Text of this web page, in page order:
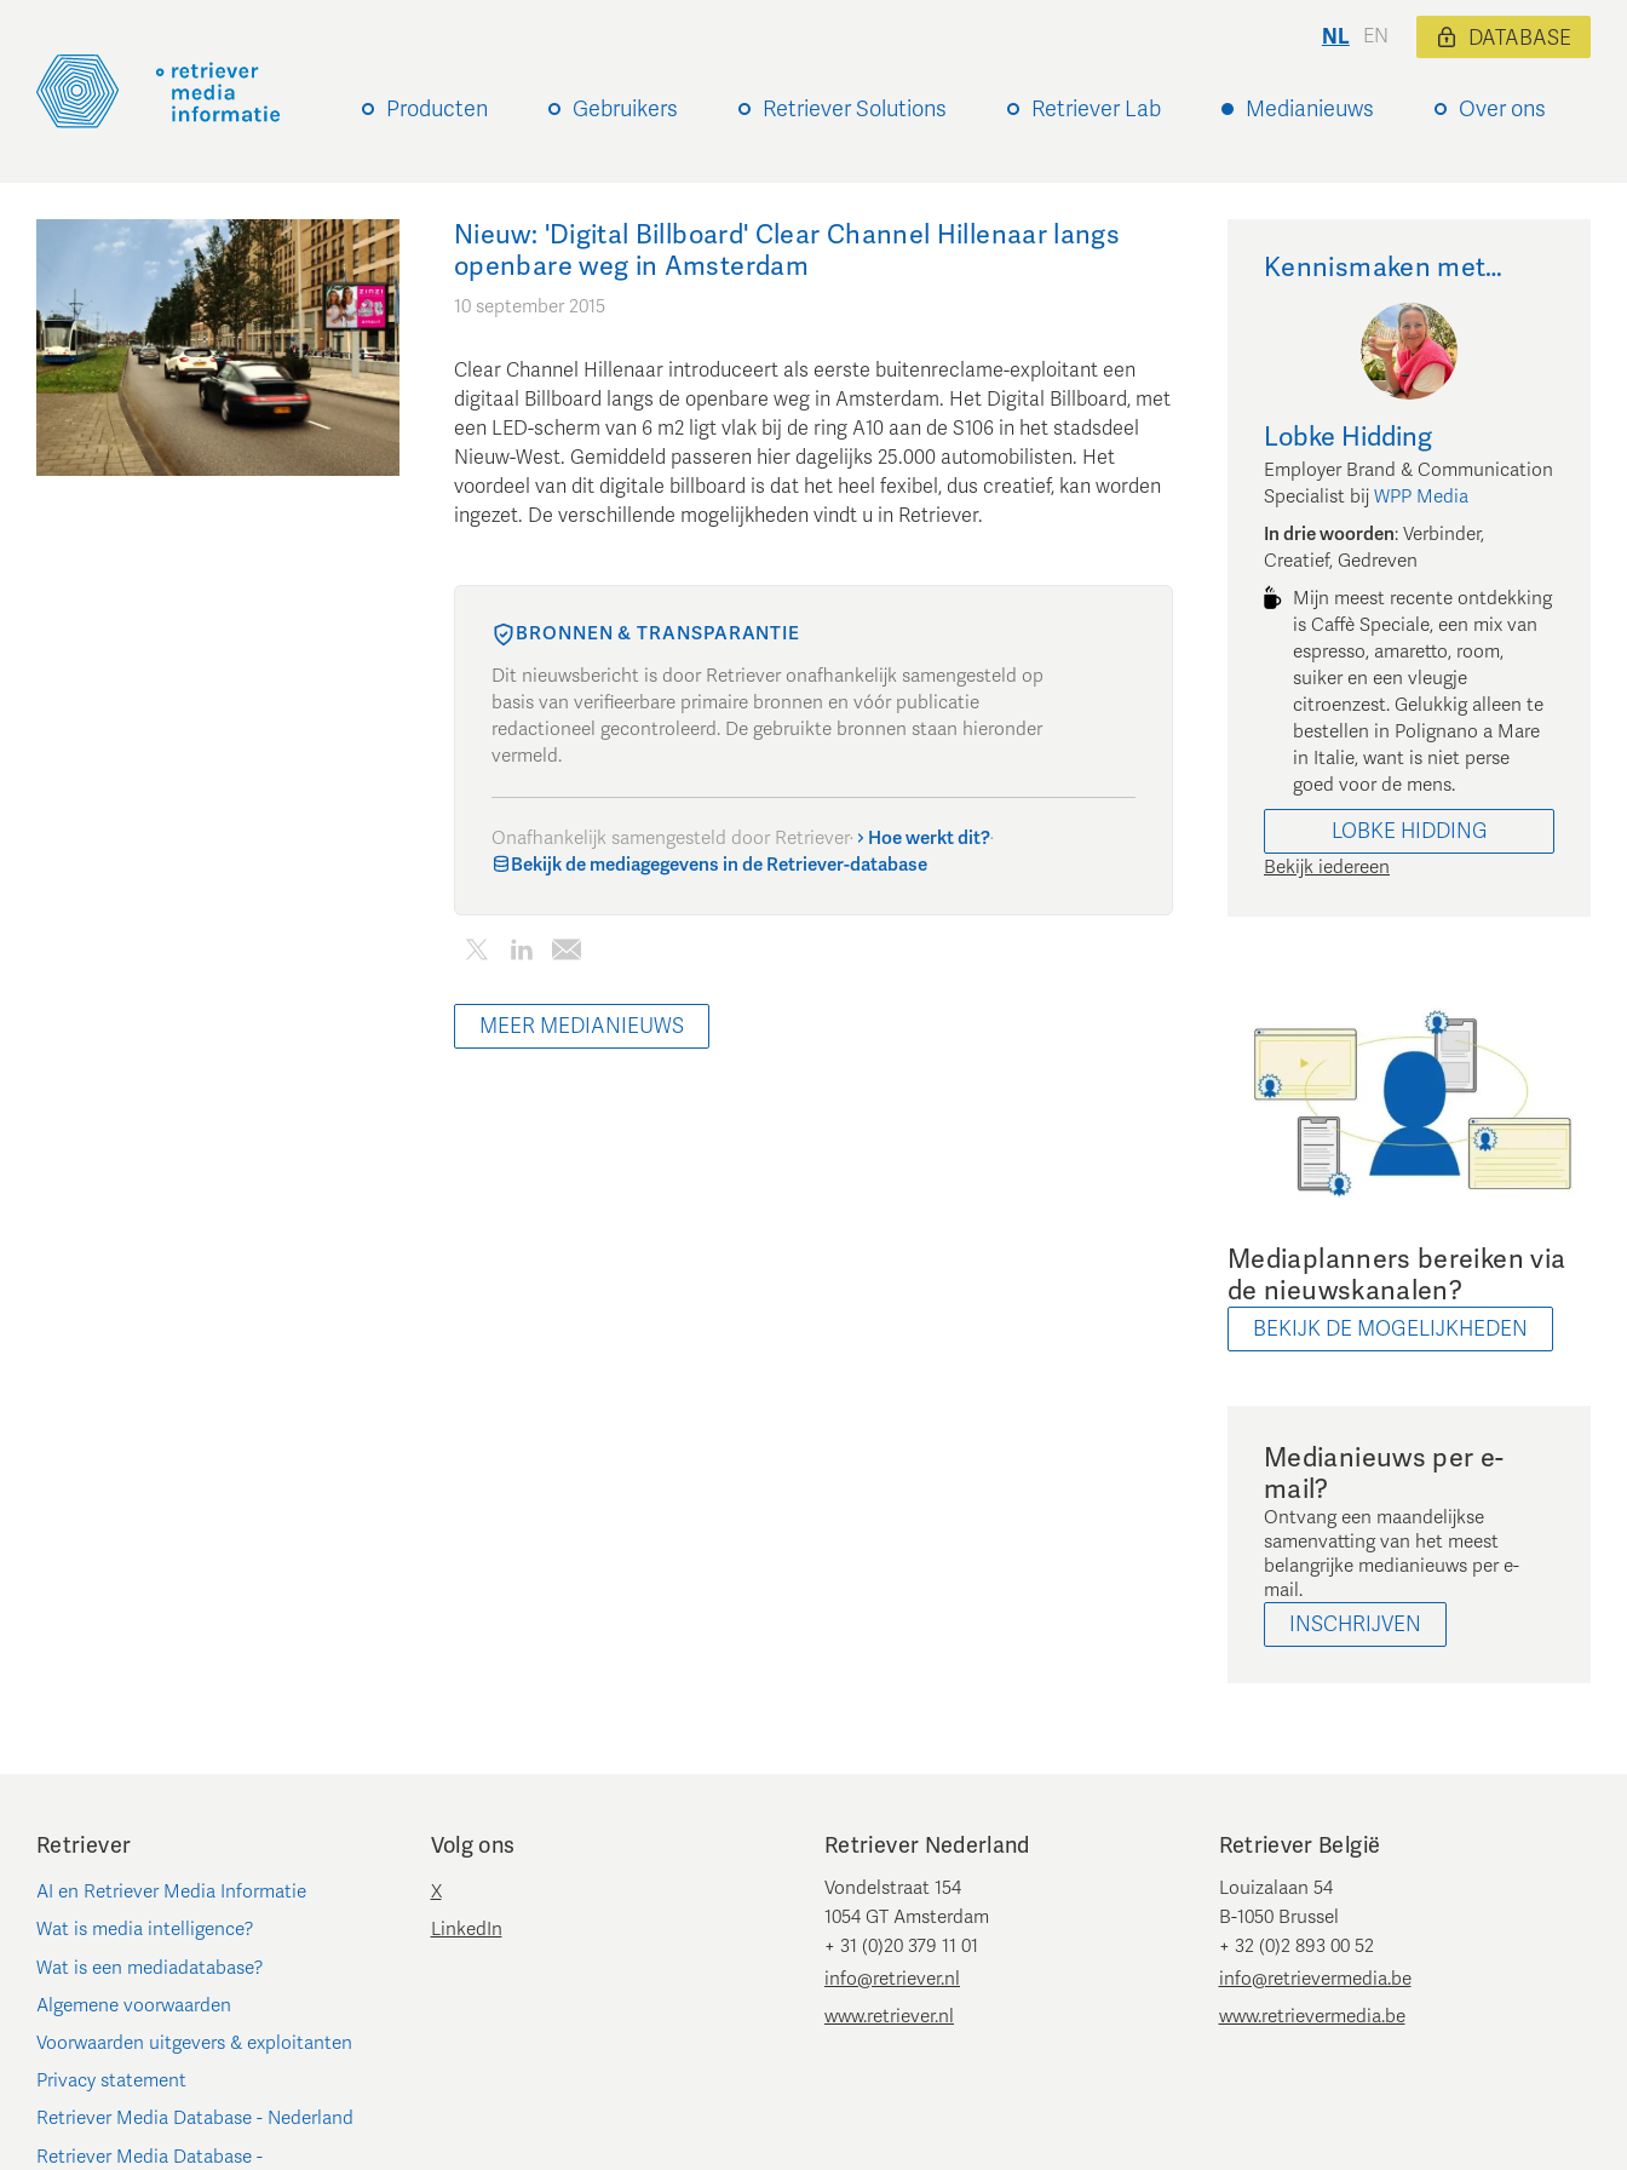
Producten Gebruikers Retriever Solutions Retriever Lab Medianieuws Over ons
NL EN DATABASE
Nieuw: 'Digital Billboard' Clear Channel Hillenaar langs
openbare weg in Amsterdam
10 september 2015
Clear Channel Hillenaar introduceert als eerste buitenreclame-exploitant een
digitaal Billboard langs de openbare weg in Amsterdam. Het Digital Billboard, met
een LED-scherm van 6 m2 ligt vlak bij de ring A10 aan de S106 in het stadsdeel
Nieuw-West. Gemiddeld passeren hier dagelijks 25.000 automobilisten. Het
voordeel van dit digitale billboard is dat het heel fexibel, dus creatief, kan worden
ingezet. De verschillende mogelijkheden vindt u in Retriever.
BRONNEN & TRANSPARANTIE
Dit nieuwsbericht is door Retriever onafhankelijk samengesteld op
basis van verifieerbare primaire bronnen en vóór publicatie
redactioneel gecontroleerd. De gebruikte bronnen staan hieronder
vermeld.
Onafhankelijk samengesteld door Retriever· Hoe werkt dit?·
Bekijk de mediagegevens in de Retriever-database
MEER MEDIANIEUWS
Kennismaken met…
Lobke Hidding
Employer Brand & Communication
Specialist bij WPP Media
In drie woorden: Verbinder,
Creatief, Gedreven
Mijn meest recente ontdekking
is Caffè Speciale, een mix van
espresso, amaretto, room,
suiker en een vleugje
citroenzest. Gelukkig alleen te
bestellen in Polignano a Mare
in Italie, want is niet perse
goed voor de mens.
LOBKE HIDDING
Bekijk iedereen
Mediaplanners bereiken via
de nieuwskanalen?
BEKIJK DE MOGELIJKHEDEN
Medianieuws per e-
mail?
Ontvang een maandelijkse
samenvatting van het meest
belangrijke medianieuws per e-
mail.
INSCHRIJVEN
Retriever
AI en Retriever Media Informatie
Wat is media intelligence?
Wat is een mediadatabase?
Algemene voorwaarden
Voorwaarden uitgevers & exploitanten
Privacy statement
Retriever Media Database - Nederland
Retriever Media Database -
Volg ons
X
LinkedIn
Retriever Nederland
Vondelstraat 154
1054 GT Amsterdam
+ 31 (0)20 379 11 01
info@retriever.nl
www.retriever.nl
Retriever België
Louizalaan 54
B-1050 Brussel
+ 32 (0)2 893 00 52
info@retrievermedia.be
www.retrievermedia.be